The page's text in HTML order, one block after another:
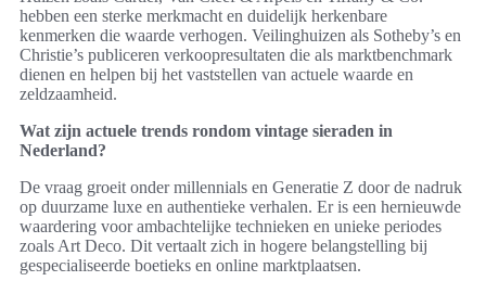
hebben een sterke merkmacht en duidelijk herkenbare
kenmerken die waarde verhogen. Veilinghuizen als Sotheby’s en
Christie’s publiceren verkoopresultaten die als marktbenchmark
dienen en helpen bij het vaststellen van actuele waarde en
zeldzaamheid.
Wat zijn actuele trends rondom vintage sieraden in
Nederland?
De vraag groeit onder millennials en Generatie Z door de nadruk
op duurzame luxe en authentieke verhalen. Er is een hernieuwde
waardering voor ambachtelijke technieken en unieke periodes
zoals Art Deco. Dit vertaalt zich in hogere belangstelling bij
gespecialiseerde boetieks en online marktplaatsen.